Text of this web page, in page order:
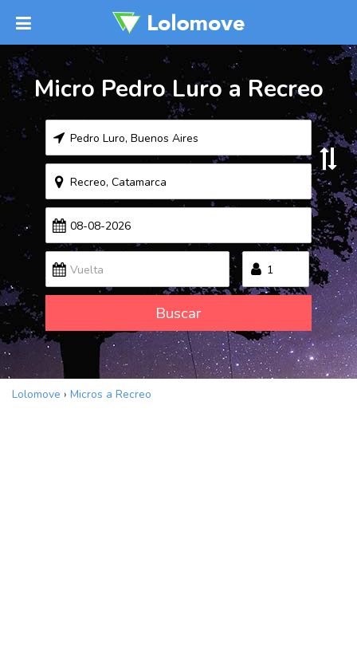
Micro Pedro Luro a Recreo
Buscar
Lolomove › Micros a Recreo